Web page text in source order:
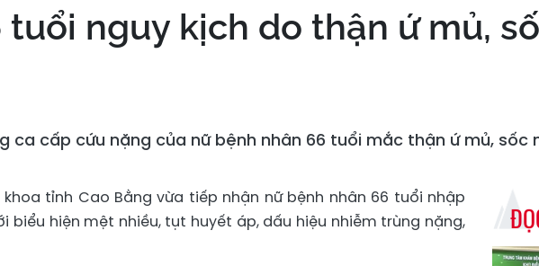
nguy kịch do thận ứ mủ,
ca cấp cứu nặng của nữ bệnh nhân 66 tuổi mắc thận ứ mủ, sốc
khoa tỉnh Cao Bằng vừa tiếp nhận nữ bệnh nhân 66 tuổi nhập
biểu hiện mệt nhiều, tụt huyết áp, dấu hiệu nhiễm trùng nặng,